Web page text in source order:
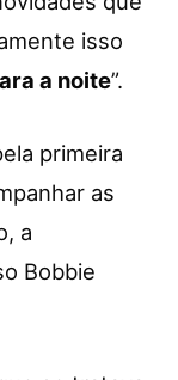
isso
a noite”.
primeira
as
a
Bobbie